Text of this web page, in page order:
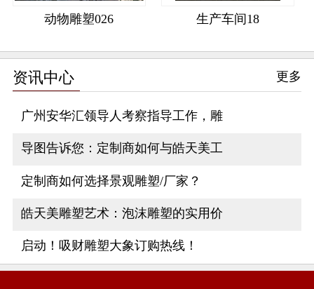
动物雕塑026 生产车间18
资讯中心 更多
广州安华汇领导人考察指导工作，雕
导图告诉您：定制商如何与皓天美工
定制商如何选择景观雕塑/厂家？
皓天美雕塑艺术：泡沫雕塑的实用价
启动！吸财雕塑大象订购热线！